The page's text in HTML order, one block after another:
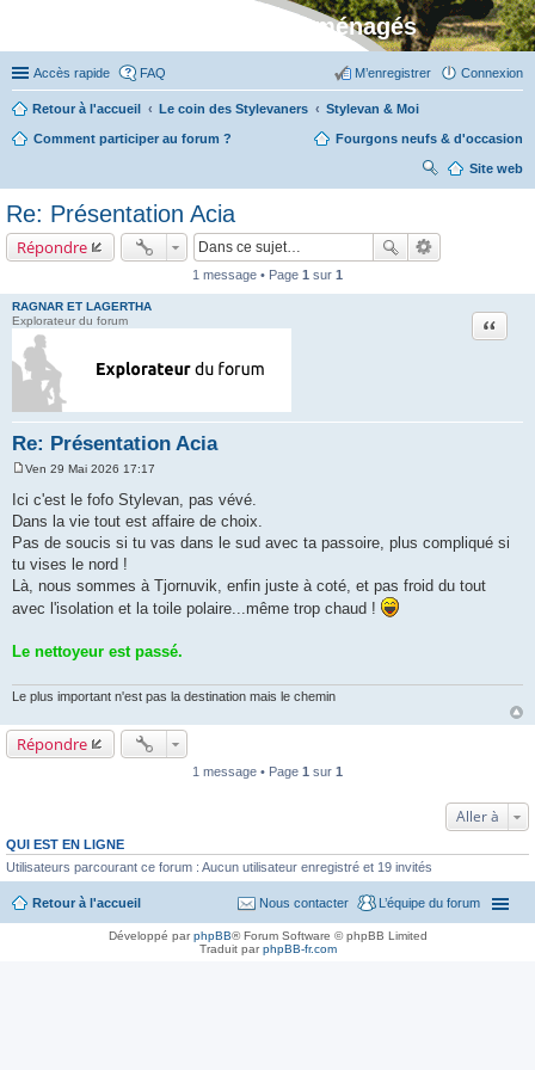
Stylevan - Vans aménagés
Accès rapide FAQ Connexion
M’enregistrer
Retour à l'accueil Le coin des Stylevaners Stylevan & Moi
Comment participer au forum ? Fourgons neufs & d'occasion
Site web
ch
Re: Présentation Acia
Répondre
1 message • Page 1 sur 1
RAGNAR ET LAGERTHA
Explorateur du forum
Re: Présentation Acia
Citation
e
s
s
g
e
Ven 29 Mai 2026 17:17
Ici c'est le fofo Stylevan, pas vévé.
Dans la vie tout est affaire de choix.
Pas de soucis si tu vas dans le sud avec ta passoire, plus compliqué si
tu vises le nord !
Là, nous sommes à Tjornuvik, enfin juste à coté, et pas froid du tout
avec l'isolation et la toile polaire...même trop chaud !
Le nettoyeur est passé.
Le plus important n'est pas la destination mais le chemin
Répondre
1 message • Page 1 sur 1
Aller à
QUI EST EN LIGNE
Utilisateurs parcourant ce forum : Aucun utilisateur enregistré et 19 invités
Retour à l'accueil L’équipe du forum
Nous contacter
Développé parphpBB® Forum Software © phpBB Limited
Traduit parphpBB-fr.com